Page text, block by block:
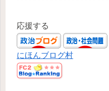
応援する
にほんブログ村